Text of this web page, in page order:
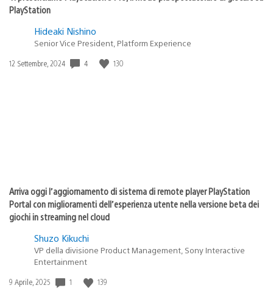
PlayStation
Hideaki Nishino
Senior Vice President, Platform Experience
Data
12 Settembre, 2024 4 130
Arriva oggi l’aggiornamento di sistema di remote player PlayStation
Portal con miglioramenti dell’esperienza utente nella versione beta dei
giochi in streaming nel cloud
Shuzo Kikuchi
VP della divisione Product Management, Sony Interactive
Entertainment
Data
9 Aprile, 2025 1 139